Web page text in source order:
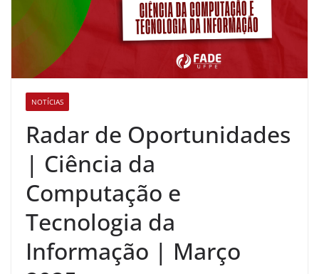
NOTÍCIAS
Radar de Oportunidades
| Ciência da
Computação e
Tecnologia da
Informação | Março